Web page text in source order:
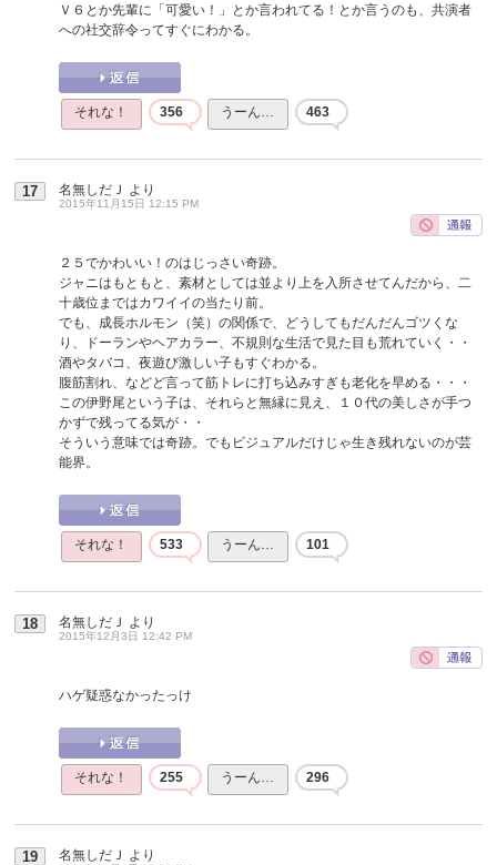
Ｖ６とか先輩に「可愛い！」とか言われてる！とか言うのも、共演者
への社交辞令ってすぐにわかる。
それな！ 356 うーん… 463
17 名無しだＪ より
2015年11月15日 12:15 PM
２５でかわいい！のはじっさい奇跡。
ジャニはもともと、素材としては並より上を入所させてんだから、二
十歳位まではカワイイの当たり前。
でも、成長ホルモン（笑）の関係で、どうしてもだんだんゴツくな
り、ドーランやヘアカラー、不規則な生活で見た目も荒れていく・・
酒やタバコ、夜遊び激しい子もすぐわかる。
腹筋割れ、などど言って筋トレに打ち込みすぎも老化を早める・・・
この伊野尾という子は、それらと無縁に見え、１０代の美しさが手つ
かずで残ってる気が・・
そういう意味では奇跡。でもビジュアルだけじゃ生き残れないのが芸
能界。
それな！ 533 うーん… 101
18 名無しだＪ より
2015年12月3日 12:42 PM
ハゲ疑惑なかったっけ
それな！ 255 うーん… 296
19 名無しだＪ より